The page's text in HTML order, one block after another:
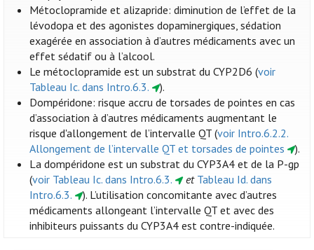
Métoclopramide et alizapride: diminution de l’effet de la
lévodopa et des agonistes dopaminergiques, sédation
exagérée en association à d’autres médicaments avec un
effet sédatif ou à l’alcool.
Le métoclopramide est un substrat du CYP2D6 (voir
Tableau Ic. dans Intro.6.3.
).
Dompéridone: risque accru de torsades de pointes en cas
d’association à d’autres médicaments augmentant le
risque d'allongement de l’intervalle QT (voir Intro.6.2.2.
Allongement de l’intervalle QT et torsades de pointes
).
La dompéridone est un substrat du CYP3A4 et de la P-gp
(voir Tableau Ic. dans Intro.6.3. et Tableau Id. dans
Intro.6.3.
). L’utilisation concomitante avec d’autres
médicaments allongeant l’intervalle QT et avec des
inhibiteurs puissants du CYP3A4 est contre-indiquée.